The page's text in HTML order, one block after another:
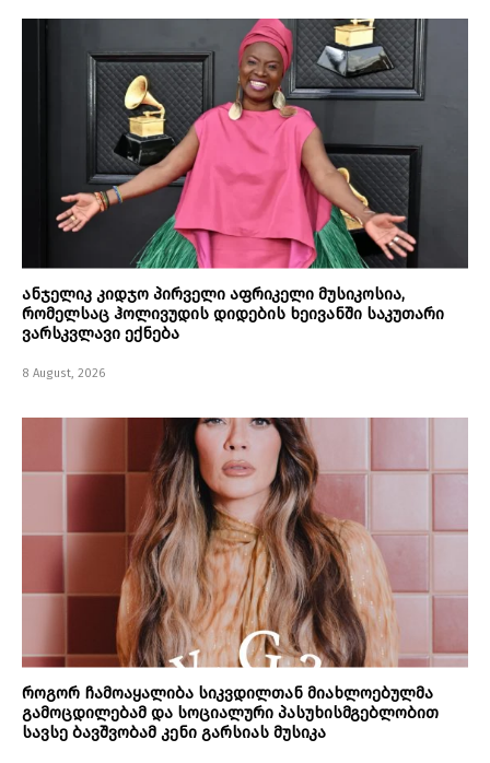
ანჯელიკ კიდჯო პირველი აფრიკელი მუსიკოსია,
რომელსაც ჰოლივუდის დიდების ხეივანში საკუთარი
ვარსკვლავი ექნება
8 August, 2026
როგორ ჩამოაყალიბა სიკვდილთან მიახლოებულმა
გამოცდილებამ და სოციალური პასუხისმგებლობით
სავსე ბავშვობამ კენი გარსიას მუსიკა